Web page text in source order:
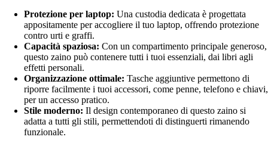
Protezione per laptop: Una custodia dedicata è progettata
appositamente per accogliere il tuo laptop, offrendo protezione
contro urti e graffi.
Capacità spaziosa: Con un compartimento principale generoso,
questo zaino può contenere tutti i tuoi essenziali, dai libri agli
effetti personali.
Organizzazione ottimale: Tasche aggiuntive permettono di
riporre facilmente i tuoi accessori, come penne, telefono e chiavi,
per un accesso pratico.
Stile moderno: Il design contemporaneo di questo zaino si
adatta a tutti gli stili, permettendoti di distinguerti rimanendo
funzionale.